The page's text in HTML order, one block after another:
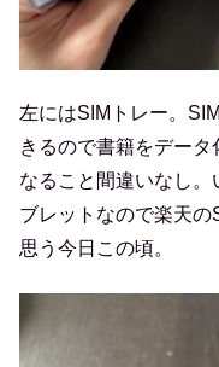
左にはSIMトレー。
きるので書籍をデー
なること間違いなし
ブレットなので楽天の
思う今日この頃。